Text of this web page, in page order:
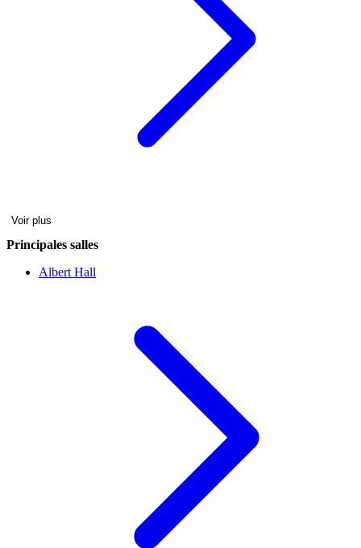
Voir plus
Principales salles
Albert Hall